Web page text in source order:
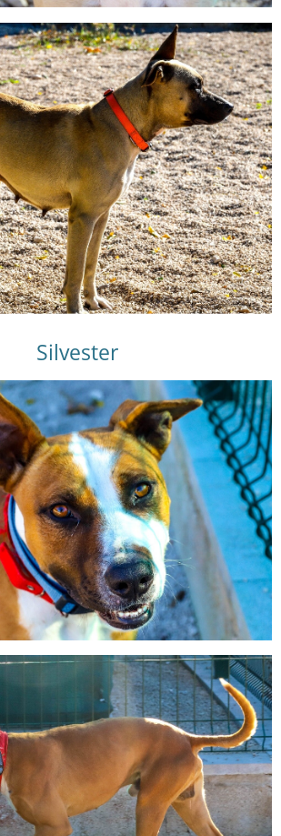
Silvester